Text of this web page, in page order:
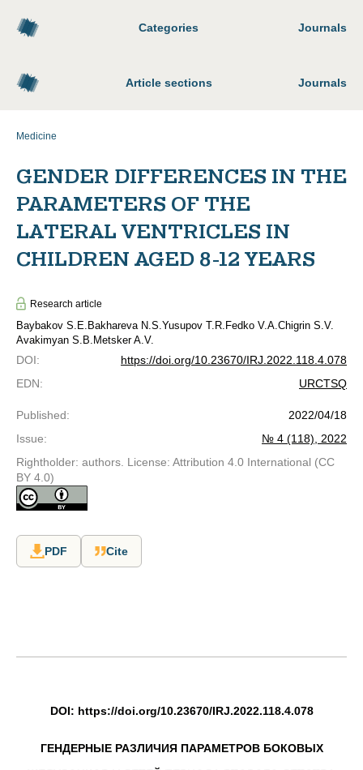
Categories Journals
Article sections Journals
Medicine
GENDER DIFFERENCES IN THE
PARAMETERS OF THE
LATERAL VENTRICLES IN
CHILDREN AGED 8-12 YEARS
Research article
Baybakov S.E. Bakhareva N.S.Yusupov T.R. Fedko V.A.Chigrin S.V.
Avakimyan S.B. Metsker A.V.
DOI:
https://doi.org/10.23670/IRJ.2022.118.4.078
EDN: URCTSQ
Published:
2022/04/18
Issue:
№ 4 (118), 2022
Rightholder: authors. License: Attribution 4.0 International (CC
BY 4.0)
PDF Cite
DOI: https://doi.org/10.23670/IRJ.2022.118.4.078
ГЕНДЕРНЫЕ РАЗЛИЧИЯ ПАРАМЕТРОВ БОКОВЫХ